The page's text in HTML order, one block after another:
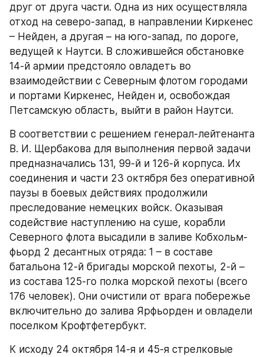
друг от друга части. Одна из них осуществляла
отход на северо-запад, в направлении Киркенес
– Нейден, а другая – на юго-запад, по дороге,
ведущей к Наутси. В сложившейся обстановке
14-й армии предстояло овладеть во
взаимодействии с Северным флотом городами
и портами Киркенес, Нейден и, освобождая
Петсамскую область, выйти в район Наутси.
В соответствии с решением генерал-лейтенанта
В. И. Щербакова для выполнения первой задачи
предназначались 131, 99-й и 126-й корпуса. Их
соединения и части 23 октября без оперативной
паузы в боевых действиях продолжили
преследование немецких войск. Оказывая
содействие наступлению на суше, корабли
Северного флота высадили в заливе Кобхольм-
фьорд 2 десантных отряда: 1 – в составе
батальона 12-й бригады морской пехоты, 2-й –
из состава 125-го полка морской пехоты (всего
176 человек). Они очистили от врага побережье
включительно до залива Ярфьорден и овладели
поселком Крофтфетербукт.
К исходу 24 октября 14-я и 45-я стрелковые